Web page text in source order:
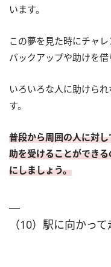
います。
この夢を見た時にチャ
バックアップや助けを借
いろいろな人に助けら
す。
普段から周囲の人に対
助を受けることができ
にしましょう。
（10）駅に向かっ